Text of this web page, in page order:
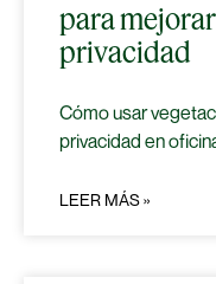
para
privacidad
Cómo usar
privacidad en
LEER MÁS »